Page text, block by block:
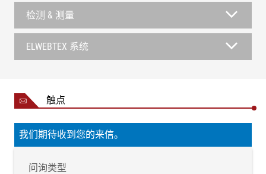
检测 & 测量
ELWEBTEX 系统
触点
我们期待收到您的来信。
问询类型